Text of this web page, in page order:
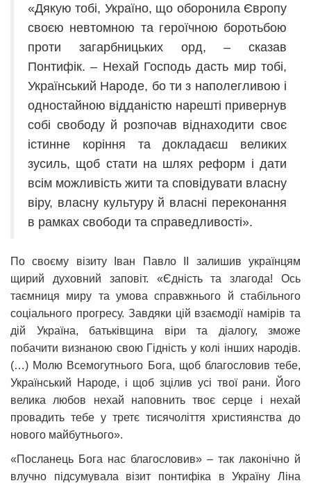
«Дякую тобі, Україно, що оборонила Європу
своєю невтомною та героїчною боротьбою
проти загарбницьких орд, – сказав
Понтифік. – Нехай Господь дасть мир тобі,
Український Народе, бо ти з наполегливою і
одностайною відданістю нарешті привернув
собі свободу й розпочав віднаходити своє
істинне коріння та докладаєш великих
зусиль, щоб стати на шлях реформ і дати
всім можливість жити та сповідувати власну
віру, власну культуру й власні переконання
в рамках свободи та справедливості».
По своєму візиту Іван Павло ІІ залишив українцям
щирий духовний заповіт. «Єдність та злагода! Ось
таємниця миру та умова справжнього й стабільного
соціального прогресу. Завдяки цій взаємодії намірів та
дій Україна, батьківщина віри та діалогу, зможе
побачити визнаною свою Гідність у колі інших народів.
(…) Молю Всемогутнього Бога, щоб благословив тебе,
Український Народе, і щоб зцілив усі твої рани. Його
велика любов нехай наповнить твоє серце і нехай
провадить тебе у третє тисячоліття християнства до
нового майбутнього».
«Посланець Бога нас благословив» – так лаконічно й
влучно підсумувала візит понтифіка в Україну Ліна